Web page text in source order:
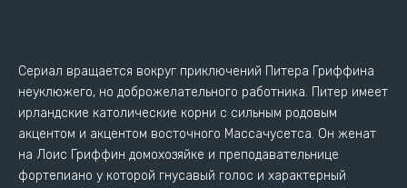
Сериал вращается вокруг приключений Питера Гриффина
неуклюжего, но доброжелательного работника. Питер имеет
ирландские католические корни с сильным родовым
акцентом и акцентом восточного Массачусетса. Он женат
на Лоис Гриффин домохозяйке и преподавательнице
фортепиано у которой гнусавый голос и характерный